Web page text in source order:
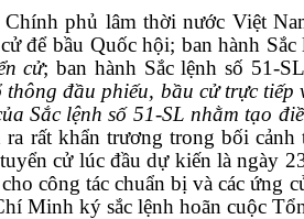
phủ lâm thời nước Việt
để bầu Quốc hội; ban hành
cử; ban hành Sắc lệnh số 51-
đầu phiếu, bầu cử trực tiếp
Sắc lệnh số 51-SL nhằm tạo
rất khẩn trương trong bối
cử lúc đầu dự kiến là ngày
công tác chuẩn bị và các
Minh ký sắc lệnh hoãn cuộc